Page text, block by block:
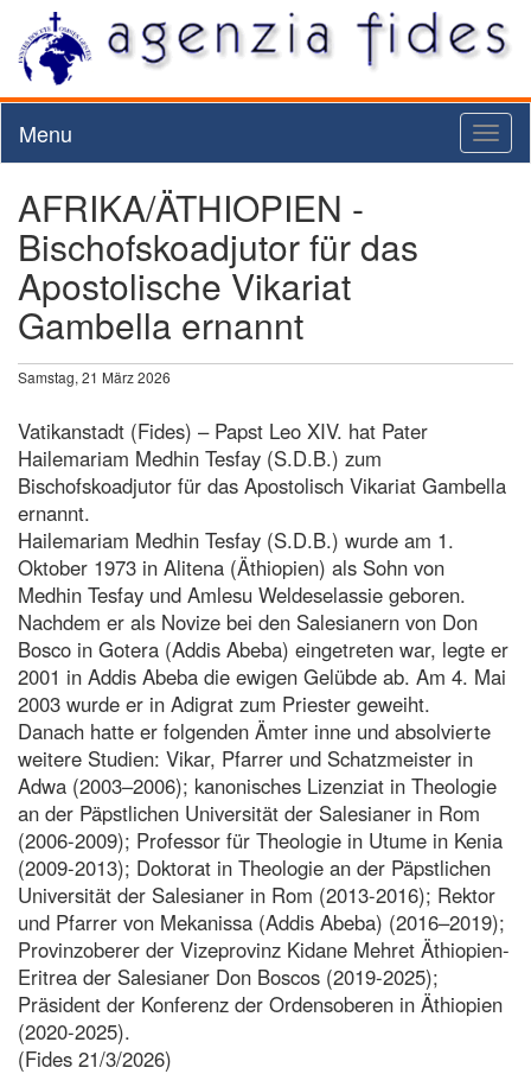
Menu
AFRIKA/ÄTHIOPIEN -
Bischofskoadjutor für das
Apostolische Vikariat
Gambella ernannt
Samstag, 21 März 2026
Vatikanstadt (Fides) – Papst Leo XIV. hat Pater
Hailemariam Medhin Tesfay (S.D.B.) zum
Bischofskoadjutor für das Apostolisch Vikariat Gambella
ernannt.
Hailemariam Medhin Tesfay (S.D.B.) wurde am 1.
Oktober 1973 in Alitena (Äthiopien) als Sohn von
Medhin Tesfay und Amlesu Weldeselassie geboren.
Nachdem er als Novize bei den Salesianern von Don
Bosco in Gotera (Addis Abeba) eingetreten war, legte er
2001 in Addis Abeba die ewigen Gelübde ab. Am 4. Mai
2003 wurde er in Adigrat zum Priester geweiht.
Danach hatte er folgenden Ämter inne und absolvierte
weitere Studien: Vikar, Pfarrer und Schatzmeister in
Adwa (2003–2006); kanonisches Lizenziat in Theologie
an der Päpstlichen Universität der Salesianer in Rom
(2006-2009); Professor für Theologie in Utume in Kenia
(2009-2013); Doktorat in Theologie an der Päpstlichen
Universität der Salesianer in Rom (2013-2016); Rektor
und Pfarrer von Mekanissa (Addis Abeba) (2016–2019);
Provinzoberer der Vizeprovinz Kidane Mehret Äthiopien-
Eritrea der Salesianer Don Boscos (2019-2025);
Präsident der Konferenz der Ordensoberen in Äthiopien
(2020-2025).
(Fides 21/3/2026)